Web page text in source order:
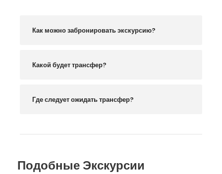
Как можно забронировать экскурсию?
Какой будет трансфер?
Где следует ожидать трансфер?
Подобные Экскурсии